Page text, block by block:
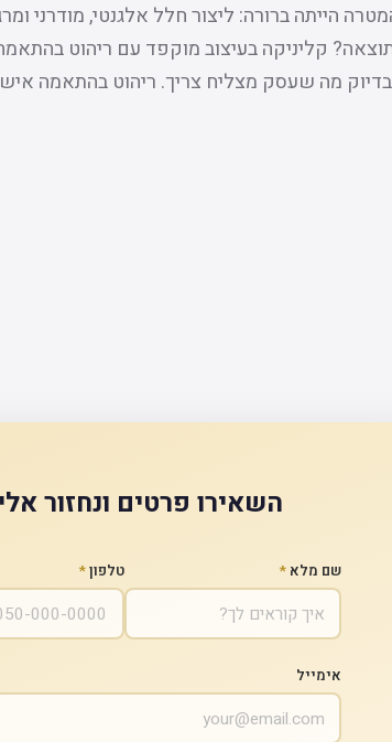
הייתה ברורה: ליצור חלל אלגנטי, מודרני
קליניקה בעיצוב מוקפד עם ריהוט
מה שעסק מצליח צריך. ריהוט בהתאמה
השאירו פרטים ונחזור
שם מלא * טלפון*
אימייל